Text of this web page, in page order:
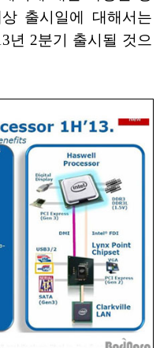
출시일에 대해서는
년 2분기 출시될 것으